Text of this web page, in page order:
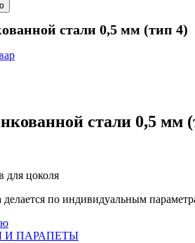
стали 0,5 мм (тип 4)
стали 0,5 мм
для цоколя
делается по индивидуальным
И ПАРАПЕТЫ